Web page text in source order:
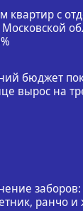
квартир с
бюджет
вырос на
заборов:
ранчо